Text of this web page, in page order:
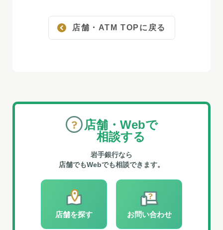
店舗・ATM TOPに戻る
店舗・Webで
相談する
岩手銀行なら
店舗でもWebでも相談できます。
店舗を探す お問い合わせ